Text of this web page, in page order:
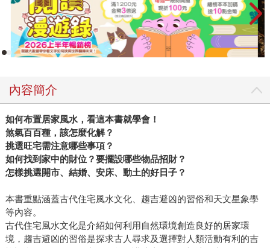
內容簡介
如何布置居家風水，看這本書就學會！
煞氣百百種，該怎麼化解？
挑選旺宅需注意哪些事項？
如何找到家中的財位？要擺設哪些物品招財？
怎樣挑選開市、結婚、安床、動土的好日子？
本書重點涵蓋古代住宅風水文化、趨吉避凶的習俗和天文星象學
等內容。
古代住宅風水文化是介紹如何利用自然環境創造良好的居家環
境，趨吉避凶的習俗是探求古人尋求及選擇對人類活動有利的吉